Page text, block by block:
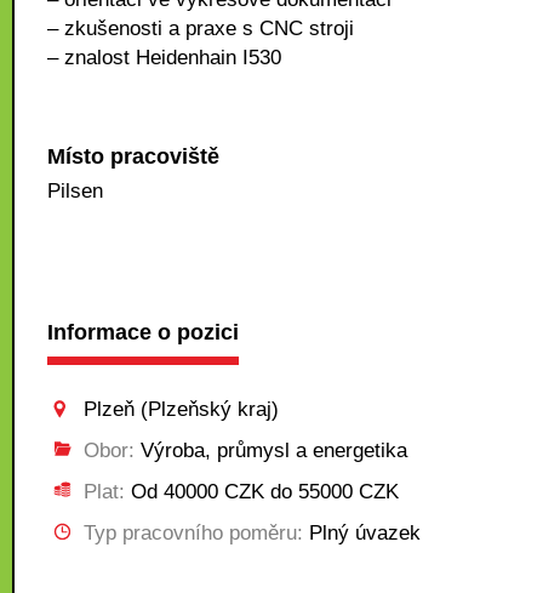
– zkušenosti a praxe s CNC stroji
– znalost Heidenhain I530
Místo pracoviště
Pilsen
Informace o pozici
Plzeň (Plzeňský kraj)
Obor: Výroba, průmysl a energetika
Plat: Od 40000 CZK do 55000 CZK
Typ pracovního poměru: Plný úvazek